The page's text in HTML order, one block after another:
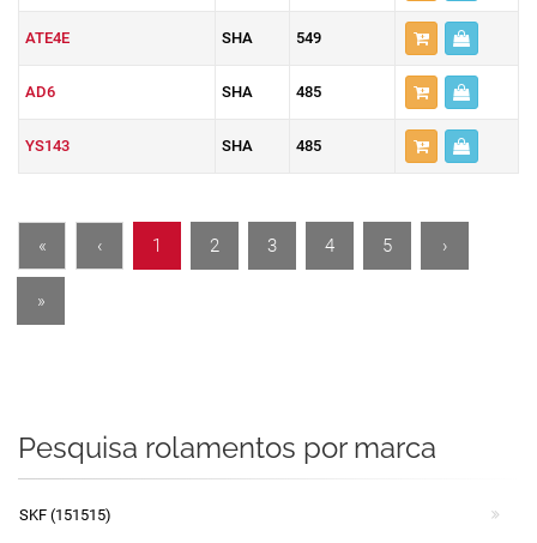
ATE4E SHA 549
AD6 SHA 485
YS143 SHA 485
« ‹ 1 2 3 4 5 ›
»
Pesquisa rolamentos por marca
SKF (151515)